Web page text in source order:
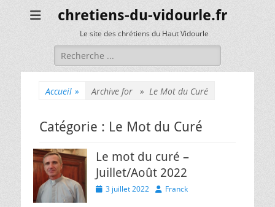
chretiens-du-vidourle.fr
Le site des chrétiens du Haut Vidourle
Rechercher :
Accueil » Archive for » Le Mot du Curé
Catégorie : Le Mot du Curé
Le mot du curé –
Juillet/Août 2022
Posted3 juillet 2022 AuthorFranck